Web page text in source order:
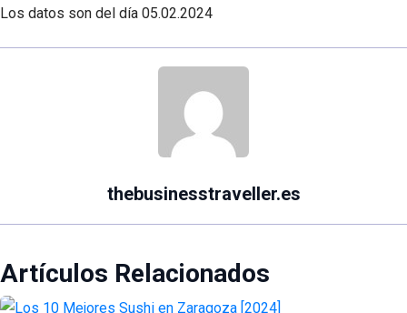
Los datos son del día 05.02.2024
thebusinesstraveller.es
Artículos Relacionados